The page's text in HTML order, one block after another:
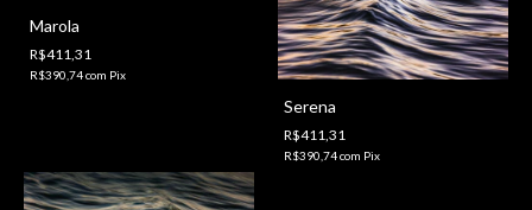
Marola
R$411,31
R$390,74com Pix
Serena
R$411,31
R$390,74com Pix